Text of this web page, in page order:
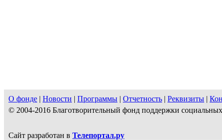
О фонде | Новости | Программы | Отчетность | Реквизиты |
© 2004-2016 Благотворительный фонд поддержки
Сайт разработан в Телепортал.ру